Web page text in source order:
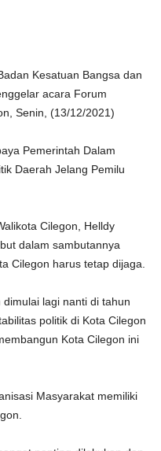
Kesatuan Bangsa dan
acara Forum
Senin, (13/12/2021)
Pemerintah Dalam
Daerah Jelang Pemilu
Cilegon, Helldy
dalam sambutannya
Cilegon harus tetap dijaga.
lagi nanti di tahun
politik di Kota Cilegon
Kota Cilegon ini
Masyarakat memiliki